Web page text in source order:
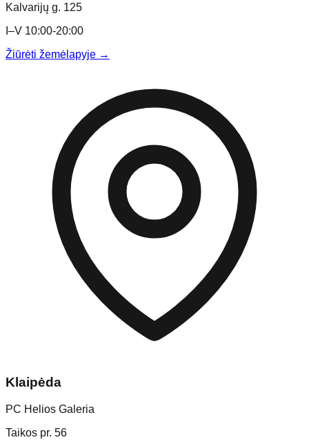
Kalvarijų g. 125
I–V 10:00-20:00
Žiūrėti žemėlapyje →
Klaipėda
PC Helios Galeria
Taikos pr. 56